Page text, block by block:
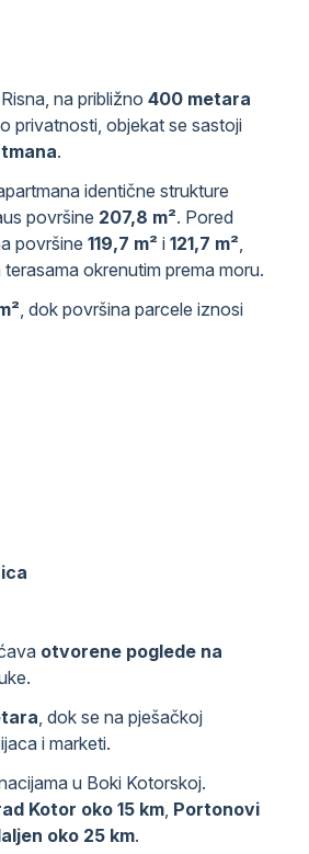
na približno 400 metara
privatnosti, objekat se sastoji
.
identične strukture
površine 207,8 m². Pored
površine 119,7 m² i 121,7 m²
terasama okrenutim prema moru.
, dok površina parcele iznosi
otvorene poglede na
, dok se na pješačkoj
i marketi.
u Boki Kotorskoj.
Kotor oko 15 km Portonovi
oko 25 km.